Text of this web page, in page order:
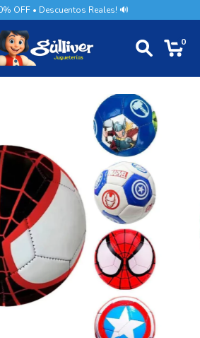
OFF • Descuentos Reales! 🔊
0